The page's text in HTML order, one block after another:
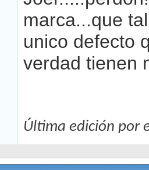
marca...que
unico defecto
verdad tienen
Última edición por